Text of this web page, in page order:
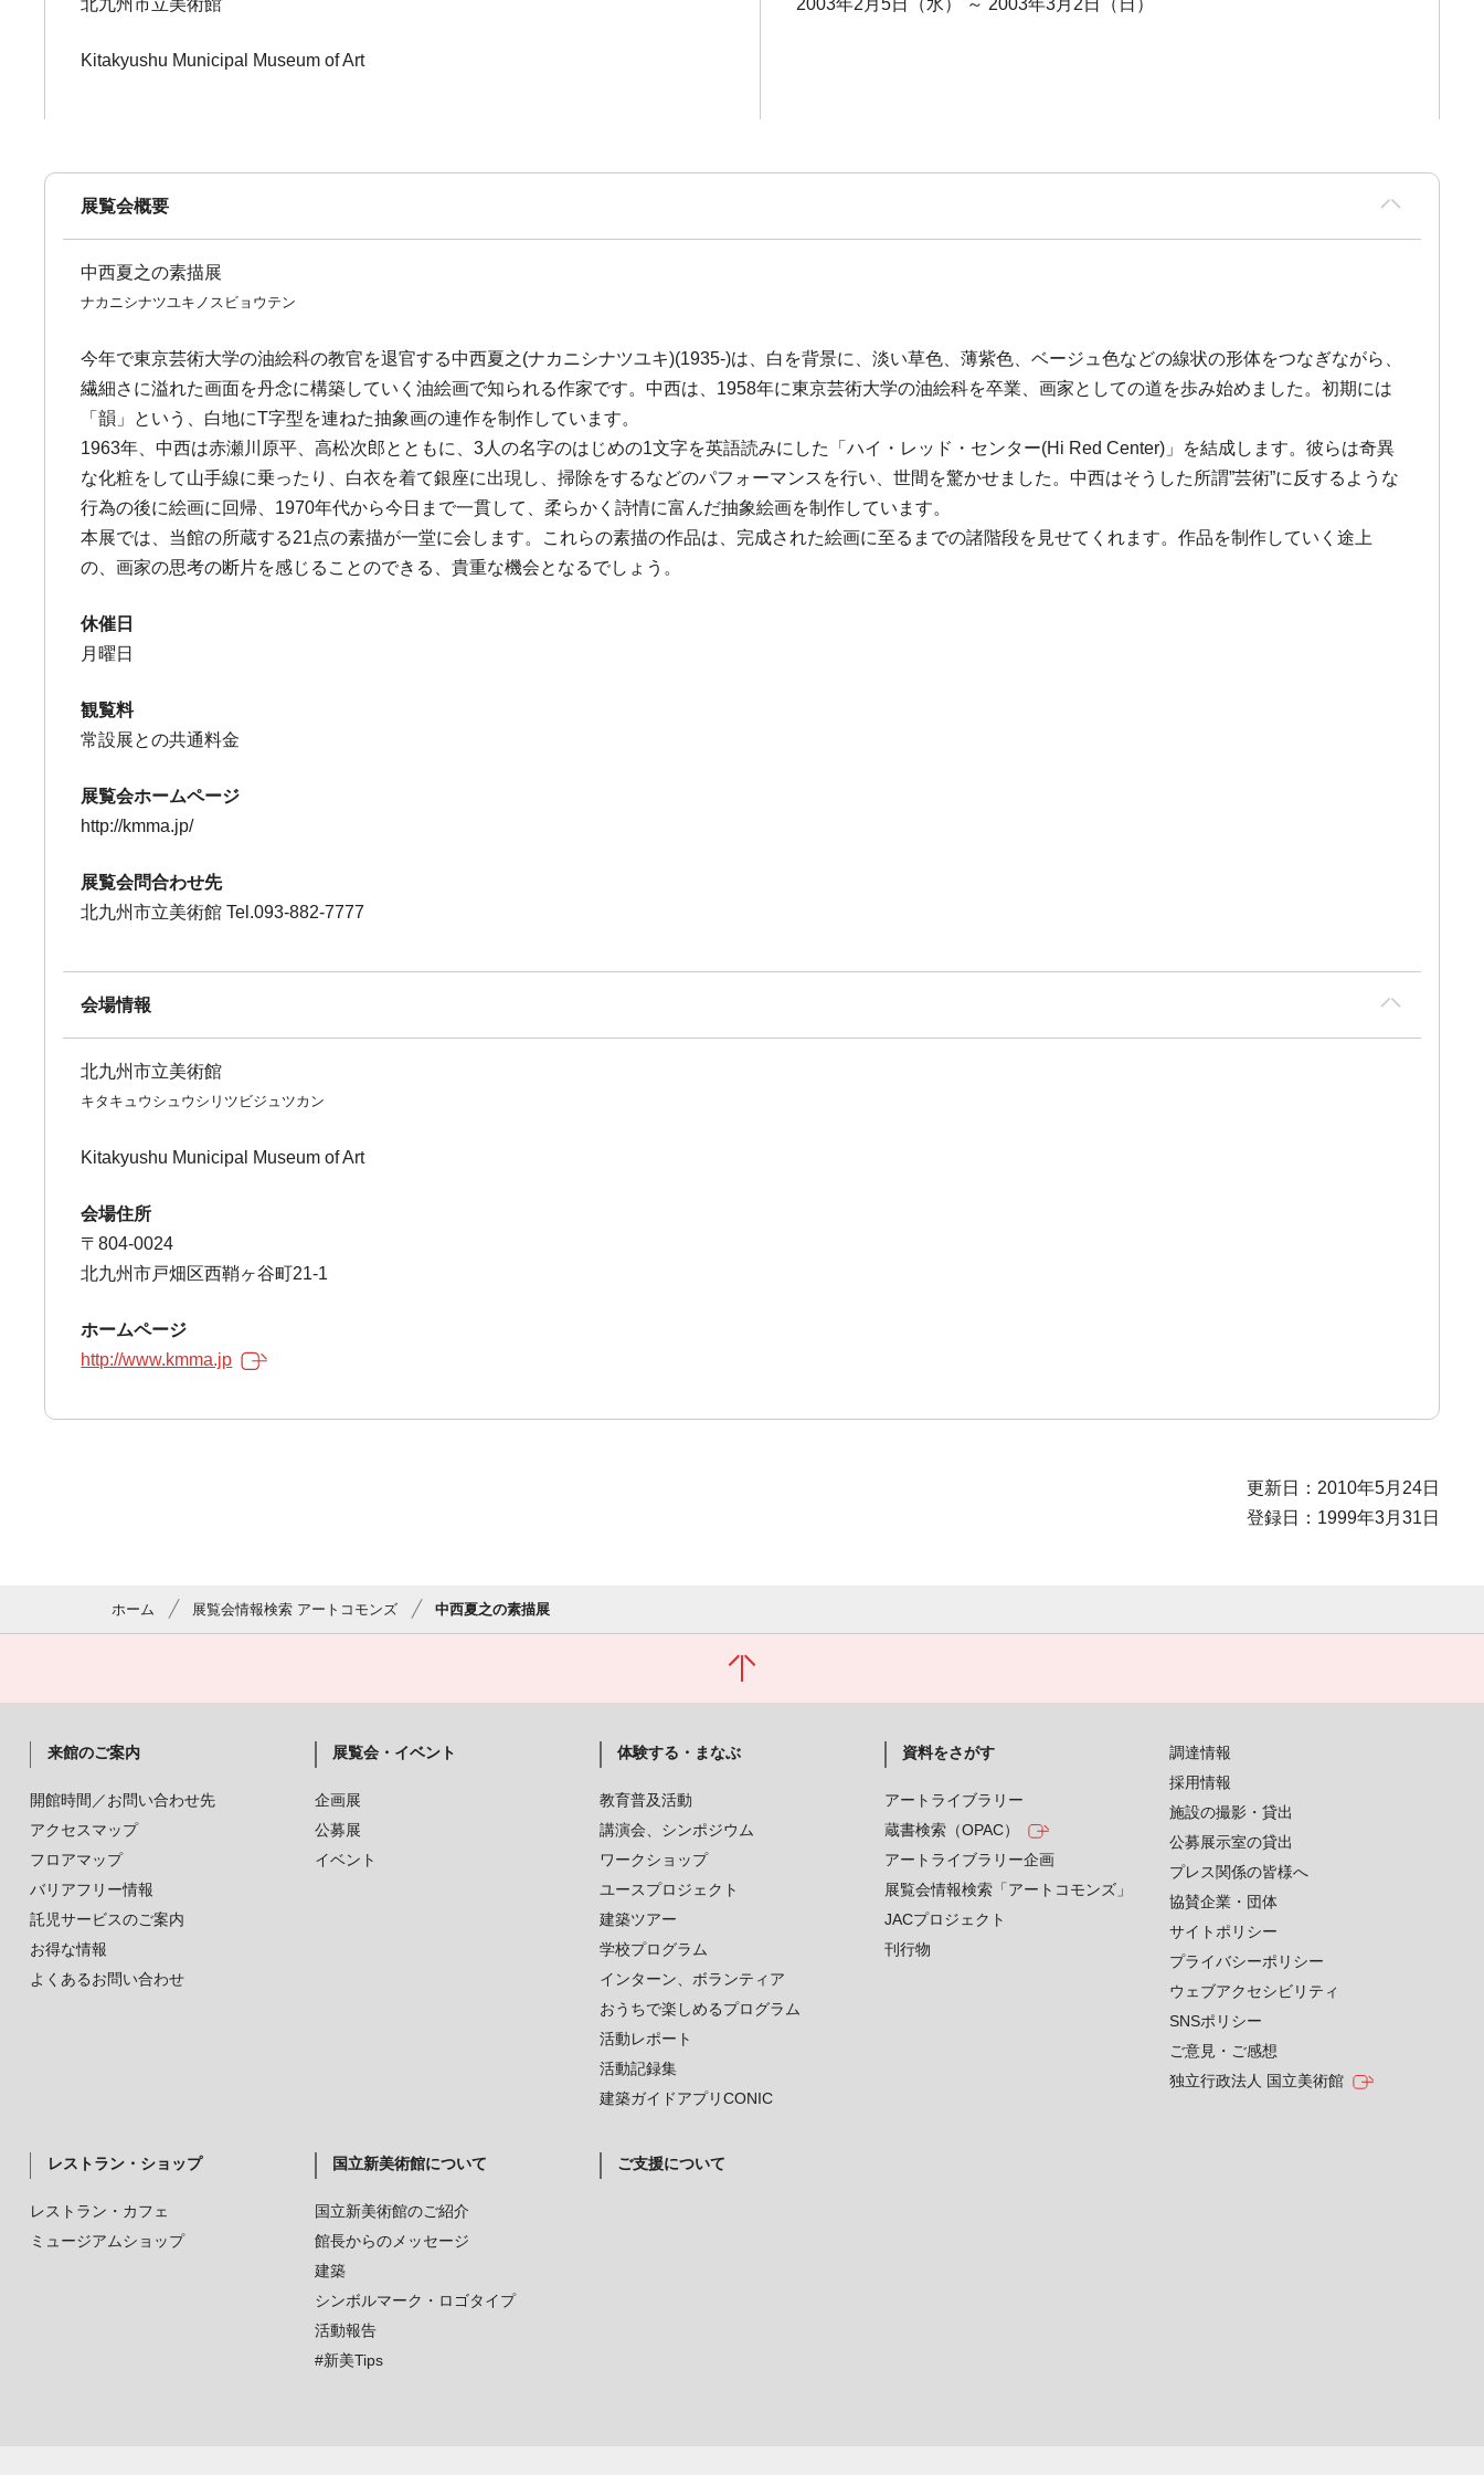
北九州市立美術館
Kitakyushu Municipal Museum of Art
2003年2月5日（水） ～ 2003年3月2日（日）
展覧会概要
中西夏之の素描展
ナカニシナツユキノスビョウテン
今年で東京芸術大学の油絵科の教官を退官する中西夏之(ナカニシナツユキ)(1935-)は、白を背景に、淡い草色、薄紫色、ベージュ色などの線状の形体をつなぎながら、
繊細さに溢れた画面を丹念に構築していく油絵画で知られる作家です。中西は、1958年に東京芸術大学の油絵科を卒業、画家としての道を歩み始めました。初期には
「韻」という、白地にT字型を連ねた抽象画の連作を制作しています。
1963年、中西は赤瀬川原平、高松次郎とともに、3人の名字のはじめの1文字を英語読みにした「ハイ・レッド・センター(Hi Red Center)」を結成します。彼らは奇異
な化粧をして山手線に乗ったり、白衣を着て銀座に出現し、掃除をするなどのパフォーマンスを行い、世間を驚かせました。中西はそうした所謂”芸術”に反するような
行為の後に絵画に回帰、1970年代から今日まで一貫して、柔らかく詩情に富んだ抽象絵画を制作しています。
本展では、当館の所蔵する21点の素描が一堂に会します。これらの素描の作品は、完成された絵画に至るまでの諸階段を見せてくれます。作品を制作していく途上
の、画家の思考の断片を感じることのできる、貴重な機会となるでしょう。
休催日
月曜日
観覧料
常設展との共通料金
展覧会ホームページ
http://kmma.jp/
展覧会問合わせ先
北九州市立美術館 Tel.093-882-7777
会場情報
北九州市立美術館
キタキュウシュウシリツビジュツカン
Kitakyushu Municipal Museum of Art
会場住所
〒804-0024
北九州市戸畑区西鞘ヶ谷町21-1
ホームページ
http://www.kmma.jp
更新日：2010年5月24日
登録日：1999年3月31日
ホーム 展覧会情報検索 アートコモンズ 中西夏之の素描展
来館のご案内
開館時間／お問い合わせ先
アクセスマップ
フロアマップ
バリアフリー情報
託児サービスのご案内
お得な情報
よくあるお問い合わせ
展覧会・イベント
企画展
公募展
イベント
体験する・まなぶ
教育普及活動
講演会、シンポジウム
ワークショップ
ユースプロジェクト
建築ツアー
学校プログラム
インターン、ボランティア
おうちで楽しめるプログラム
活動レポート
活動記録集
建築ガイドアプリCONIC
資料をさがす
アートライブラリー
蔵書検索（OPAC）
アートライブラリー企画
展覧会情報検索「アートコモンズ」
JACプロジェクト
刊行物
レストラン・ショップ
レストラン・カフェ
ミュージアムショップ
国立新美術館について
国立新美術館のご紹介
館長からのメッセージ
建築
シンボルマーク・ロゴタイプ
活動報告
#新美Tips
ご支援について
調達情報
採用情報
施設の撮影・貸出
公募展示室の貸出
プレス関係の皆様へ
協賛企業・団体
サイトポリシー
プライバシーポリシー
ウェブアクセシビリティ
SNSポリシー
ご意見・ご感想
独立行政法人 国立美術館